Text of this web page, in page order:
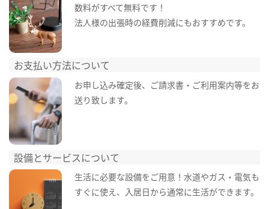
数料がすべて無料です！
法人様の出張時の経費削減にもおすすめです。
お支払い方法について
お申し込み確定後、ご請求書・ご利用案内等をお
送り致します。
設備とサービスについて
生活に必要な設備をご用意！水道やガス・電気も
すぐに使え、入居日から通常に生活ができます。